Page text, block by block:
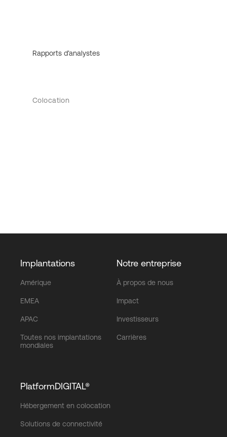
Rapports d’analystes
Colocation
Implantations
Amérique
EMEA
APAC
Toutes nos implantations
mondiales
Notre entreprise
À propos de nous
Impact
Investisseurs
Carrières
PlatformDIGITAL®
Hébergement en colocation
Solutions de connectivité